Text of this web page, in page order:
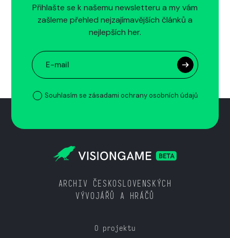
Přihlašte se k našemu newsletteru a my vám
zašleme přehled nejzajímavějších článků a
nejlepších her.
Souhlasím se zásadami ochrany osobních údajů
ARCHIV ČESKOSLOVENSKÝCH
VÝVOJÁŘŮ A HRÁČŮ
O projektu